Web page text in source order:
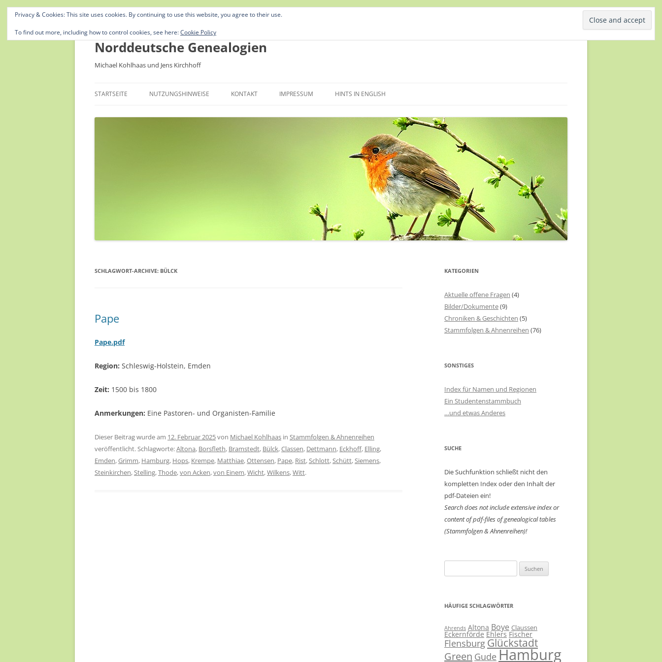
Norddeutsche Genealogien
Michael Kohlhaas und Jens Kirchhoff
Inhalt
STARTSEITE NUTZUNGSHINWEISE KONTAKT IMPRESSUM HINTS IN ENGLISH
SCHLAGWORT-ARCHIVE: BÜLCK
Pape
Pape.pdf
Region: Schleswig-Holstein, Emden
Zeit: 1500 bis 1800
Anmerkungen: Eine Pastoren- und Organisten-Familie
Dieser Beitrag wurde am 12. Februar 2025von Michael Kohlhaas in Stammfolgen & Ahnenreihen
veröffentlicht. Schlagworte:Altona, Borsfleth, Bramstedt, Bülck,Classen, Dettmann, Eckhoff, Elling,
Emden,Grimm, Hamburg, Hops, Krempe, Matthiae,Ottensen, Pape, Rist,Schlott,Schütt,Siemens,
Steinkirchen,Stelling,Thode,von Acken,von Einem,Wicht,Wilkens,Witt.
KATEGORIEN
Aktuelle offene Fragen (4)
Bilder/Dokumente(9)
Chroniken & Geschichten (5)
Stammfolgen & Ahnenreihen (76)
SONSTIGES
Index für Namen und Regionen
Ein Studentenstammbuch
…und etwas Anderes
SUCHE
Die Suchfunktion schließt nicht den
kompletten Index oder den Inhalt der
pdf-Dateien ein!
Search does not include extensive index or
content ofpdf-files of genealogical tables
(Stammfolgen & Ahnenreihen)!
nach:
HÄUFIGE SCHLAGWÖRTER
Ahrends Altona Boye Claussen
Eckernförde Ehlers Fischer
Flensburg Glückstadt
Green Gude Hamburg
Privacy & Cookies: This site uses cookies. By continuing to use this website, you agree to their use.
To find out more, including how to control cookies, see here:Cookie Policy